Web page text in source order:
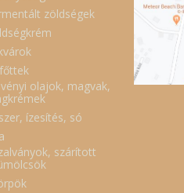
zöldségek
olajok, magvak,
ízesítés, só
szárított